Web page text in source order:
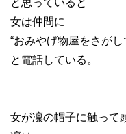
と思っていると
女は仲間に
“おみやげ物屋をさがし
と電話している。
女が凜の帽子に触って